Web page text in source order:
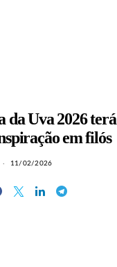
da Uva 2026 terá
em filós
11/02/2026